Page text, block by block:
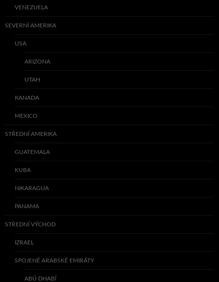
VENEZUELA
SEVERNÍ AMERIKA
USA
ARIZONA
UTAH
KANADA
MEXICO
STŘEDNÍ AMERIKA
GUATEMALA
KUBA
NIKARAGUA
PANAMA
STŘEDNÍ VÝCHOD
IZRAEL
SPOJENÉ ARABSKÉ EMIRÁTY
ABÚ DHABÍ